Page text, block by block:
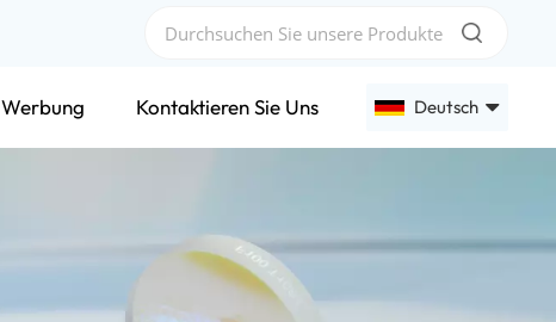
Werbung Kontaktieren Sie Uns Deutsch